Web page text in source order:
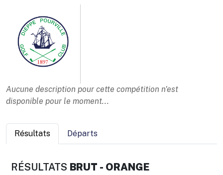
Aucune description pour cette compétition n'est
disponible pour le moment...
Résultats Départs
RÉSULTATS BRUT - ORANGE